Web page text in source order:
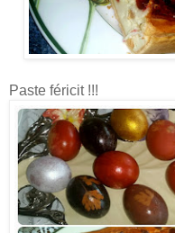
Paste féricit !!!